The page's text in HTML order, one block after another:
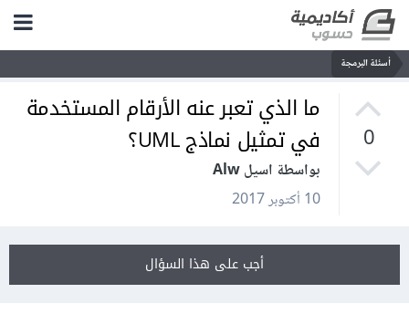
أسئلة البرمجة
0
ما الذي تعبر عنه الأرقام المستخدمة
في تمثيل نماذج UML؟
بواسطة اسيل Alw
10 أكتوبر 2017
أجب على هذا السؤال